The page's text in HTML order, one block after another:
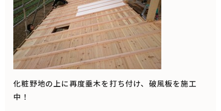
化粧野地の上に再度垂木を打ち付け、破風板を施工
中！